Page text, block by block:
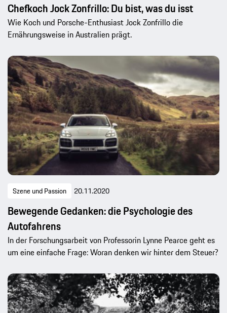
Chefkoch Jock Zonfrillo: Du bist, was du isst
Wie Koch und Porsche-Enthusiast Jock Zonfrillo die
Ernährungsweise in Australien prägt.
Szene und Passion 20.11.2020
Bewegende Gedanken: die Psychologie des
Autofahrens
In der Forschungsarbeit von Professorin Lynne Pearce geht es
um eine einfache Frage: Woran denken wir hinter dem Steuer?